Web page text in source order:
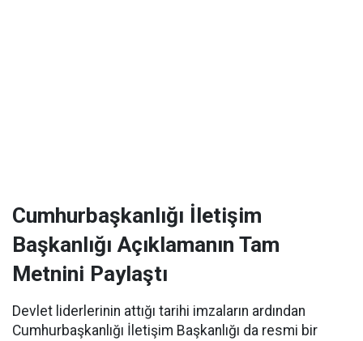
Cumhurbaşkanlığı İletişim
Başkanlığı Açıklamanın Tam
Metnini Paylaştı
Devlet liderlerinin attığı tarihi imzaların ardından
Cumhurbaşkanlığı İletişim Başkanlığı da resmi bir